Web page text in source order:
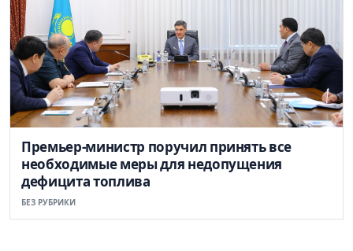
Премьер-министр поручил принять все
необходимые меры для недопущения
дефицита топлива
БЕЗ РУБРИКИ